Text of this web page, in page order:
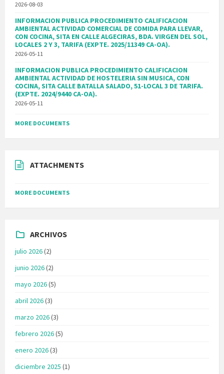
2026-08-03
INFORMACION PUBLICA PROCEDIMIENTO CALIFICACION
AMBIENTAL ACTIVIDAD COMERCIAL DE COMIDA PARA LLEVAR,
CON COCINA, SITA EN CALLE ALGECIRAS, BDA. VIRGEN DEL SOL,
LOCALES 2 Y 3, TARIFA (EXPTE. 2025/11349 CA-OA).
2026-05-11
INFORMACION PUBLICA PROCEDIMIENTO CALIFICACION
AMBIENTAL ACTIVIDAD DE HOSTELERIA SIN MUSICA, CON
COCINA, SITA CALLE BATALLA SALADO, 51-LOCAL 3 DE TARIFA.
(EXPTE. 2024/9440 CA-OA).
2026-05-11
MORE DOCUMENTS
ATTACHMENTS
MORE DOCUMENTS
ARCHIVOS
julio 2026(2)
junio 2026(2)
mayo 2026(5)
abril 2026(3)
marzo 2026(3)
febrero 2026(5)
enero 2026(3)
diciembre 2025 (1)